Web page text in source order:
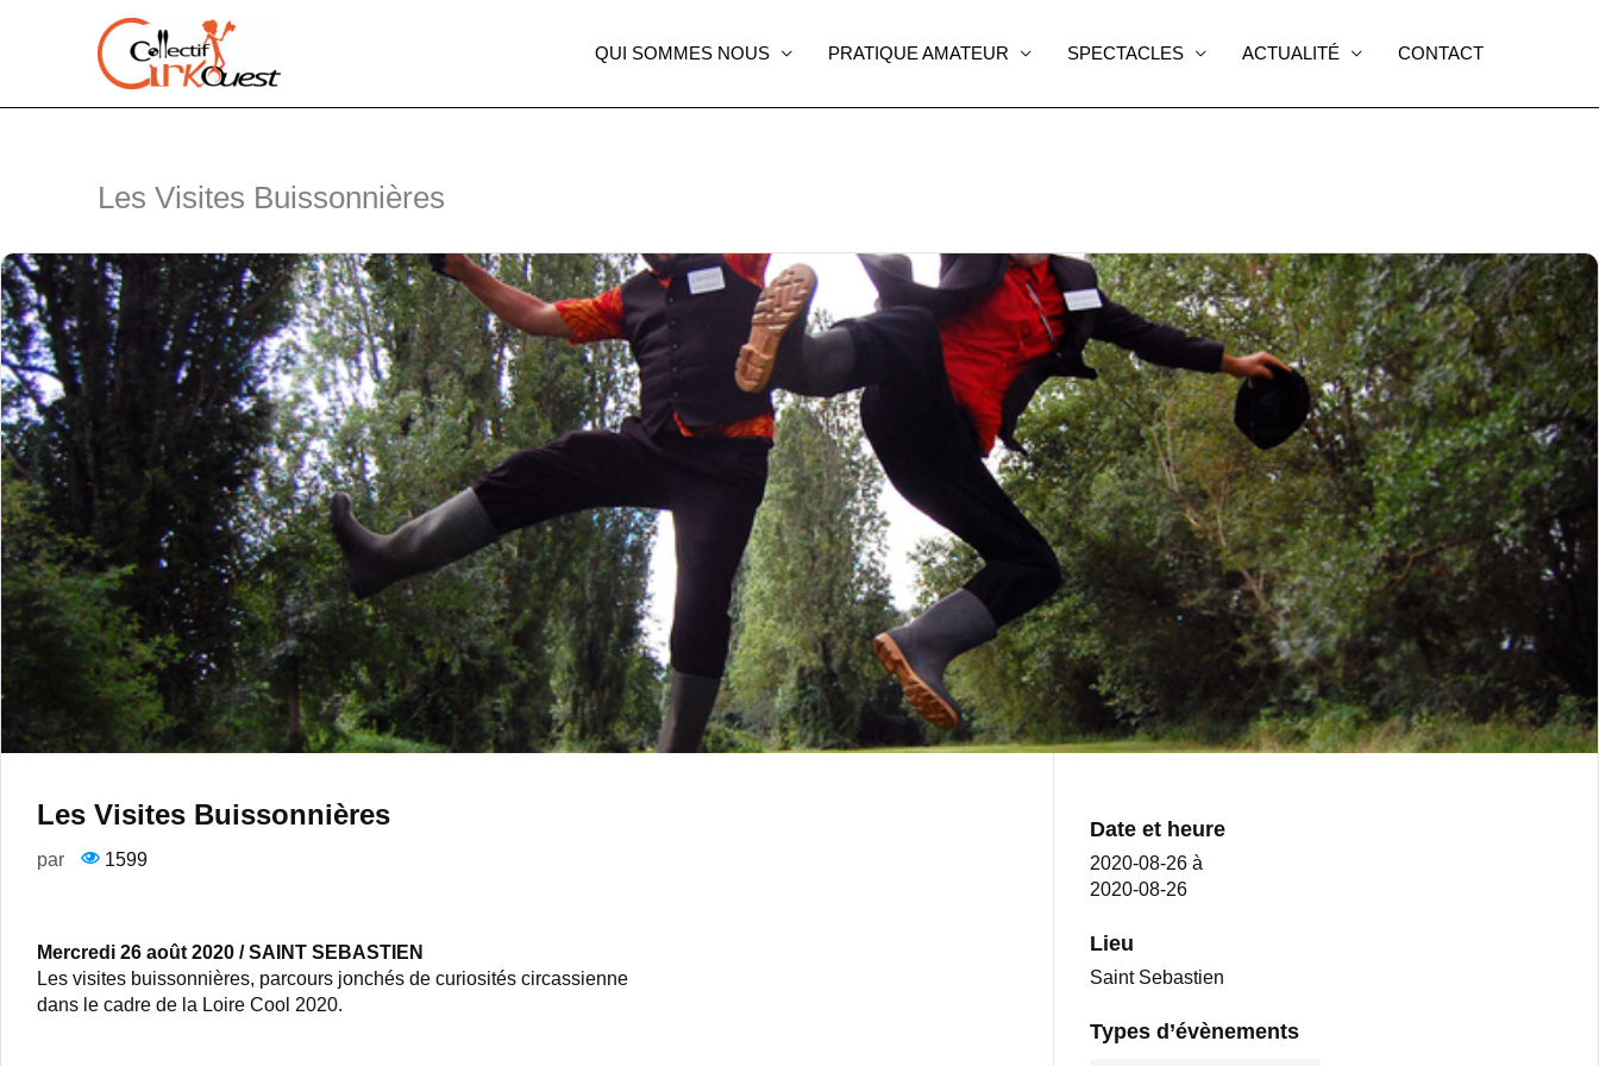
QUI SOMMES NOUS PRATIQUE AMATEUR SPECTACLES ACTUALITÉ CONTACT
Les Visites Buissonnières
Les Visites Buissonnières
par 1599
Mercredi 26 août 2020 / SAINT SEBASTIEN
Les visites buissonnières, parcours jonchés de curiosités circassienne
dans le cadre de la Loire Cool 2020.
Date et heure
2020-08-26 à
2020-08-26
Lieu
Saint Sebastien
Types d’évènements